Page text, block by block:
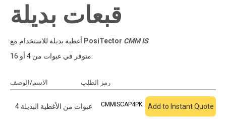
قبعات بديلة
PosiTector CMM IS.
الاسم/الوصف رمز الطلب
4 عبوات من الأغطية البديلة CMMISCAP4PK Add to Instant Quote